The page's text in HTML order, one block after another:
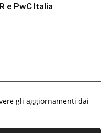
e PwC Italia
gli aggiornamenti dai